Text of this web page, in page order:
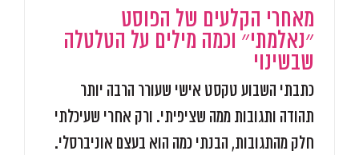
מאחרי הקלעים של הפוסט
״נאלמתי״ וכמה מילים על הטלטלה
שבשינוי
כתבתי השבוע טקסט אישי שעורר הרבה יותר
תהודה ותגובות ממה שציפיתי. ורק אחרי שעיכלתי
חלק מהתגובות, הבנתי כמה הוא בעצם אוניברסלי.